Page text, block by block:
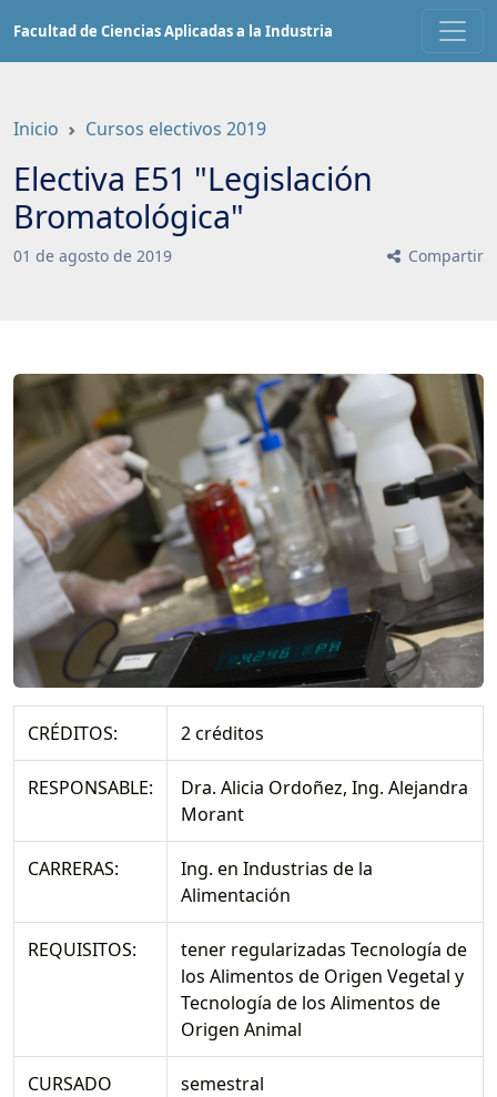
contenido
Facultad de Ciencias Aplicadas a la Industria
Inicio Cursos electivos 2019
Electiva E51 "Legislación
Bromatológica"
01 de agosto de 2019 Compartir
CRÉDITOS: 2 créditos
RESPONSABLE:
Dra. Alicia Ordoñez, Ing. Alejandra
Morant
CARRERAS:
Ing. en Industrias de la
Alimentación
REQUISITOS:
tener regularizadas Tecnología de
los Alimentos de Origen Vegetal y
Tecnología de los Alimentos de
Origen Animal
CURSADO semestral